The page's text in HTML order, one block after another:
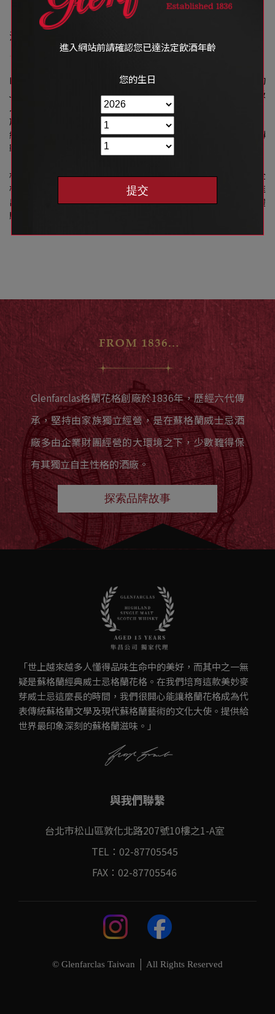
進入網站前請確認您已達法定飲酒年齡
您的生日
提交
濃郁醇厚的口感饗宴
Falconbrae隼昌股份有限公司與Glenfarclas格蘭花格原廠的
J.&G. Grant家族共同合作設立，公司內部也由酒界數名重量級
人物聯手創立。董事長Jim Cumming擅長代理商的經營管理，
於德記洋行服務20年後，陸續受邀擔任國際知名酒商的顧問。
總經理Gary Cheng鄭國隆，擁有美樂啤酒公司的經營經驗，轉
戰威士忌，為Glenfarclas格蘭花格注入新活力。
格蘭花格於2013年與Falconbrae隼昌股份有限公司合作經營全
權接手臺灣市場，除了備齊完整的年份產品外，更將不定期推
出特殊酒款，以嶄新面貌帶給臺灣威士忌愛好人士更豐富的體
驗。
Glenfarclas格蘭花格創廠於1836年，歷經六代傳
承，堅持由家族獨立經營，是在蘇格蘭威士忌酒
廠多由企業財團經營的大環境之下，少數難得保
有其獨立自主性格的酒廠。
探索品牌故事
「世上越來越多人懂得品味生命中的美好，而其中之一無
疑是蘇格蘭經典威士忌格蘭花格。在我們培育這款美妙麥
芽威士忌這麼長的時間，我們很開心能讓格蘭花格成為代
表傳統蘇格蘭文學及現代蘇格蘭藝術的文化大使。提供給
世界最印象深刻的蘇格蘭滋味。」
與我們聯繫
台北市松山區敦化北路207號10樓之1-A室
TEL：02-87705545
FAX：02-87705546
© Glenfarclas Taiwan │ All Rights Reserved